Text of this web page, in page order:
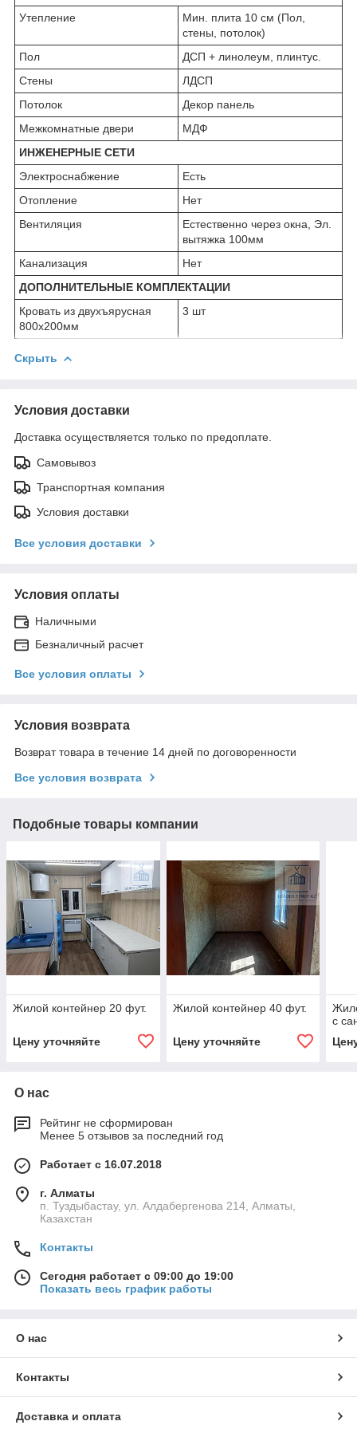
Утепление
Мин. плита 10 см (Пол,
стены, потолок)
Пол
ДСП + линолеум, плинтус.
Стены
ЛДСП
Потолок
Декор панель
Межкомнатные двери
МДФ
ИНЖЕНЕРНЫЕ СЕТИ
Электроснабжение
Есть
Отопление
Нет
Вентиляция
Естественно через окна, Эл.
вытяжка 100мм
Канализация
Нет
ДОПОЛНИТЕЛЬНЫЕ КОМПЛЕКТАЦИИ
Кровать из двухъярусная
800х200мм
3 шт
Скрыть
Условия доставки
Доставка осуществляется только по предоплате.
Самовывоз
Транспортная компания
Условия доставки
Все условия доставки
Условия оплаты
Наличными
Безналичный расчет
Все условия оплаты
Условия возврата
Возврат товара в течение 14 дней по договоренности
Все условия возврата
Подобные товары компании
Жилой контейнер 20 фут.
Цену уточняйте
Жилой контейнер 40 фут.
Цену уточняйте
с
О нас
Рейтинг не сформирован
Менее 5 отзывов за последний год
Работает с 16.07.2018
г. Алматы
п. Туздыбастау, ул. Алдабергенова 214, Алматы,
Казахстан
Контакты
Сегодня работает с 09:00 до 19:00
Показать весь график работы
О нас
Контакты
Доставка и оплата